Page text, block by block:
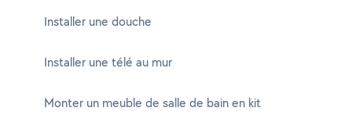
Installer une douche
Installer une télé au mur
Monter un meuble de salle de bain en kit